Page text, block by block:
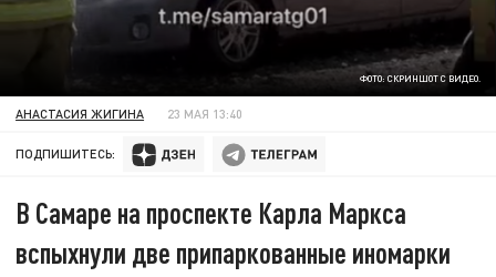
ФОТО: СКРИНШОТ С ВИДЕО.
АНАСТАСИЯ ЖИГИНА 23 МАЯ 13:40
ПОДПИШИТЕСЬ:
В Самаре на проспекте Карла Маркса
вспыхнули две припаркованные иномарки